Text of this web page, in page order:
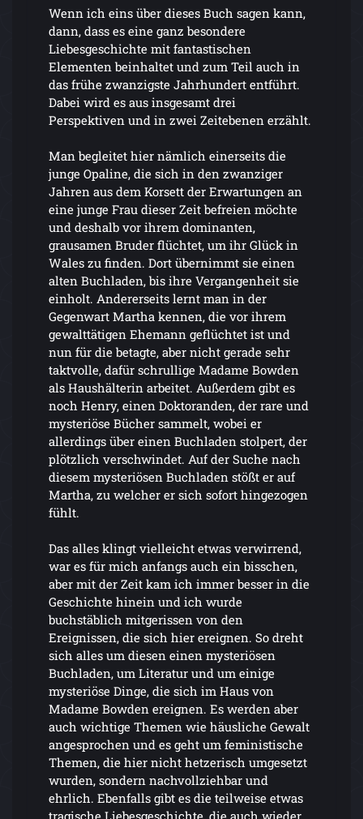
Wenn ich eins über dieses Buch sagen kann,
dann, dass es eine ganz besondere
Liebesgeschichte mit fantastischen
Elementen beinhaltet und zum Teil auch in
das frühe zwanzigste Jahrhundert entführt.
Dabei wird es aus insgesamt drei
Perspektiven und in zwei Zeitebenen erzählt.
Man begleitet hier nämlich einerseits die
junge Opaline, die sich in den zwanziger
Jahren aus dem Korsett der Erwartungen an
eine junge Frau dieser Zeit befreien möchte
und deshalb vor ihrem dominanten,
grausamen Bruder flüchtet, um ihr Glück in
Wales zu finden. Dort übernimmt sie einen
alten Buchladen, bis ihre Vergangenheit sie
einholt. Andererseits lernt man in der
Gegenwart Martha kennen, die vor ihrem
gewalttätigen Ehemann geflüchtet ist und
nun für die betagte, aber nicht gerade sehr
taktvolle, dafür schrullige Madame Bowden
als Haushälterin arbeitet. Außerdem gibt es
noch Henry, einen Doktoranden, der rare und
mysteriöse Bücher sammelt, wobei er
allerdings über einen Buchladen stolpert, der
plötzlich verschwindet. Auf der Suche nach
diesem mysteriösen Buchladen stößt er auf
Martha, zu welcher er sich sofort hingezogen
fühlt.
Das alles klingt vielleicht etwas verwirrend,
war es für mich anfangs auch ein bisschen,
aber mit der Zeit kam ich immer besser in die
Geschichte hinein und ich wurde
buchstäblich mitgerissen von den
Ereignissen, die sich hier ereignen. So dreht
sich alles um diesen einen mysteriösen
Buchladen, um Literatur und um einige
mysteriöse Dinge, die sich im Haus von
Madame Bowden ereignen. Es werden aber
auch wichtige Themen wie häusliche Gewalt
angesprochen und es geht um feministische
Themen, die hier nicht hetzerisch umgesetzt
wurden, sondern nachvollziehbar und
ehrlich. Ebenfalls gibt es die teilweise etwas